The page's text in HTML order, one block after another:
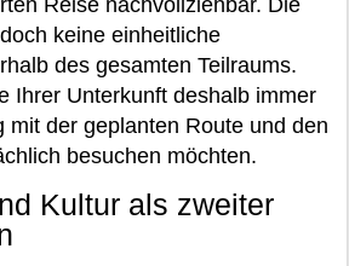
keine einheitliche
des gesamten Teilraums.
Ihrer Unterkunft deshalb immer
mit der geplanten Route und den
besuchen möchten.
Kultur als zweiter